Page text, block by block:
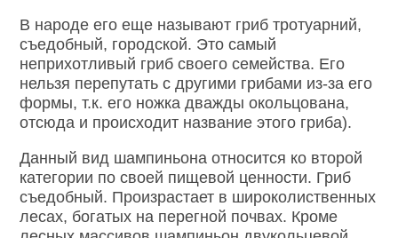
В народе его еще называют гриб тротуарний,
съедобный, городской. Это самый
неприхотливый гриб своего семейства. Его
нельзя перепутать с другими грибами из-за его
формы, т.к. его ножка дважды окольцована,
отсюда и происходит название этого гриба).
Данный вид шампиньона относится ко второй
категории по своей пищевой ценности. Гриб
съедобный. Произрастает в широколиственных
лесах, богатых на перегной почвах. Кроме